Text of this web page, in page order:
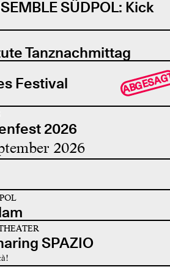
SÜDPOL: Kick
Tanznachmittag
Festival
2026
2026
SPAZIO